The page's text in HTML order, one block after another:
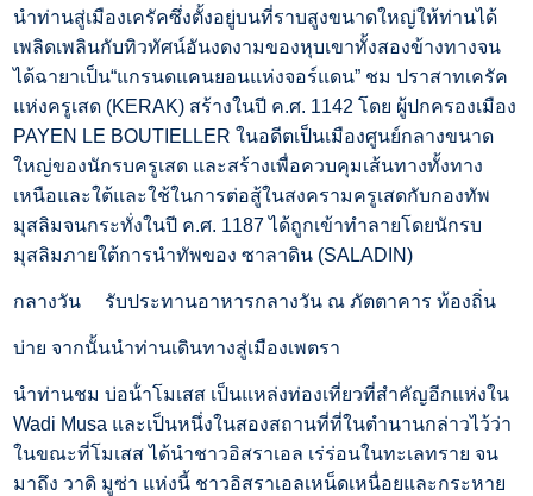
นำท่านสู่เมืองเครัคซึ่งตั้งอยู่บนที่ราบสูงขนาดใหญ่ให้ท่านได้
เพลิดเพลินกับทิวทัศน์อันงดงามของหุบเขาทั้งสองข้างทางจน
ได้ฉายาเป็น“แกรนดแคนยอนแห่งจอร์แดน” ชม ปราสาทเครัค
แห่งครูเสด (KERAK) สร้างในปี ค.ศ. 1142 โดย ผู้ปกครองเมือง
PAYEN LE BOUTIELLER ในอดีตเป็นเมืองศูนย์กลางขนาด
ใหญ่ของนักรบครูเสด และสร้างเพื่อควบคุมเส้นทางทั้งทาง
เหนือและใต้และใช้ในการต่อสู้ในสงครามครูเสดกับกองทัพ
มุสลิมจนกระทั่งในปี ค.ศ. 1187 ได้ถูกเข้าทำลายโดยนักรบ
มุสลิมภายใต้การนำทัพของ ซาลาดิน (SALADIN)
กลางวัน รับประทานอาหารกลางวัน ณ ภัตตาคาร ท้องถิ่น
บ่าย จากนั้นนำท่านเดินทางสู่เมืองเพตรา
นำท่านชม บ่อน้ําโมเสส เป็นแหล่งท่องเที่ยวที่สำคัญอีกแห่งใน
Wadi Musa และเป็นหนึ่งในสองสถานที่ที่ในตำนานกล่าวไว้ว่า
ในขณะที่โมเสส ได้นำชาวอิสราเอล เร่ร่อนในทะเลทราย จน
มาถึง วาดิ มูซ่า แห่งนี้ ชาวอิสราเอลเหน็ดเหนื่อยและกระหาย